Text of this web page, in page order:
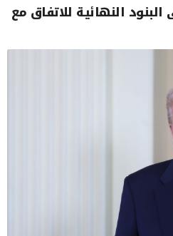
النهائية للاتفاق مع